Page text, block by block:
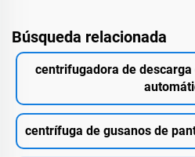
Búsqueda relacionada
centrifugadora de
centrífuga de gusanos de